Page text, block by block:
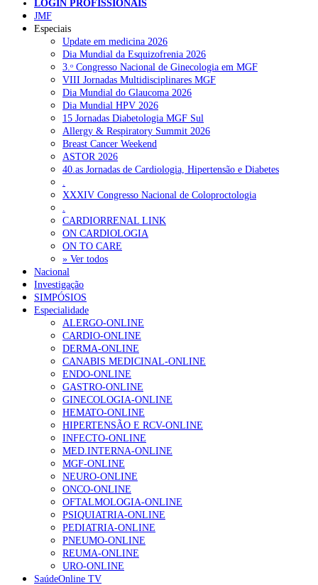
NOTÍCIAS RECENTES
Plataforma criada por estudantes apoia famílias após diagnóstico
de demência 5 de Agosto, 2026
ULS Alto Alentejo e IPO de Lisboa reforçam cooperação em
Oncologia, formação e investigação 5 de Agosto, 2026
Montenegro defende gestão pública ou privada para garantir
médicos de família 5 de Agosto, 2026
Governo admite cobrar taxas a utentes que recusem vaga em
cuidados continuados 5 de Agosto, 2026
Estudo aponta potencial da casca de maracujá-roxo no controlo
da inflamação da asma 5 de Agosto, 2026
NOTÍCIAS MAIS LIDAS
Enfermagem Forense. “Da urgência ao tribunal, cada
gesto conta e cada profissional faz a diferença”
202 visualizações
Alguns milhares de utentes podem ficar sem médico de
família com nova regras do registo, alerta associação
167 visualizações
Quase quatro em cada dez doentes com enfarte
apresentavam níveis elevados de Lp(a), revela estudo
84 visualizações
Trodelvy aprovado para primeira linha no cancro da
mama triplo negativo metastático em doentes não
elegíveis para inibidores PD-(L)1
58 visualizações
LOGIN PROFISSIONAIS
JMF
Especiais
Update em medicina 2026
Dia Mundial da Esquizofrenia 2026
3.ᵒ Congresso Nacional de Ginecologia em MGF
VIII Jornadas Multidisciplinares MGF
Dia Mundial do Glaucoma 2026
Dia Mundial HPV 2026
15 Jornadas Diabetologia MGF Sul
Allergy & Respiratory Summit 2026
Breast Cancer Weekend
ASTOR 2026
40.as Jornadas de Cardiologia, Hipertensão e Diabetes
.
XXXIV Congresso Nacional de Coloproctologia
.
CARDIORRENAL LINK
ON CARDIOLOGIA
ON TO CARE
» Ver todos
Nacional
Investigação
SIMPÓSIOS
Especialidade
ALERGO-ONLINE
CARDIO-ONLINE
DERMA-ONLINE
CANABIS MEDICINAL-ONLINE
ENDO-ONLINE
GASTRO-ONLINE
GINECOLOGIA-ONLINE
HEMATO-ONLINE
HIPERTENSÃO E RCV-ONLINE
INFECTO-ONLINE
MED.INTERNA-ONLINE
MGF-ONLINE
NEURO-ONLINE
ONCO-ONLINE
OFTALMOLOGIA-ONLINE
PSIQUIATRIA-ONLINE
PEDIATRIA-ONLINE
PNEUMO-ONLINE
REUMA-ONLINE
URO-ONLINE
SaúdeOnline TV